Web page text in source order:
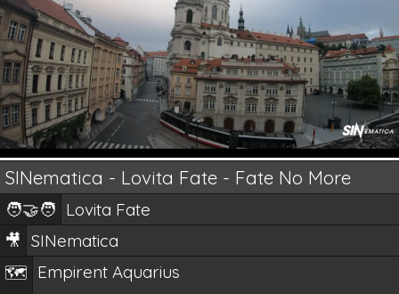
SINematica - Lovita Fate - Fate No More
🧑‍🤝‍🧑 Lovita Fate
🎥 SINematica
🗺️ Empirent Aquarius